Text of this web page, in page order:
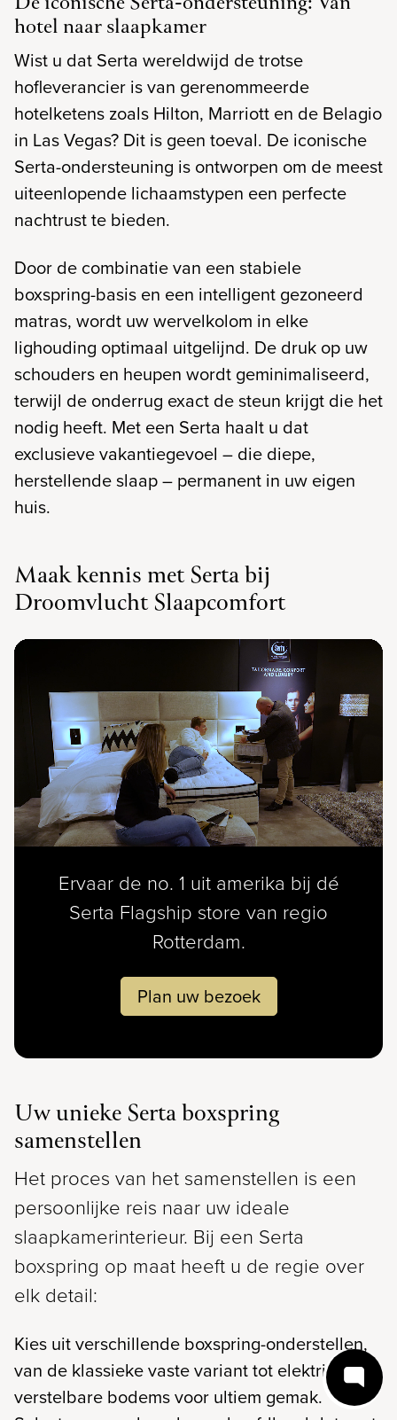
hotel naar slaapkamer
Wist u dat Serta wereldwijd de trotse
hofleverancier is van gerenommeerde
hotelketens zoals Hilton, Marriott en de Belagio
in Las Vegas? Dit is geen toeval. De iconische
Serta-ondersteuning is ontworpen om de meest
uiteenlopende lichaamstypen een perfecte
nachtrust te bieden.
Door de combinatie van een stabiele
boxspring-basis en een intelligent gezoneerd
matras, wordt uw wervelkolom in elke
lighouding optimaal uitgelijnd. De druk op uw
schouders en heupen wordt geminimaliseerd,
terwijl de onderrug exact de steun krijgt die het
nodig heeft. Met een Serta haalt u dat
exclusieve vakantiegevoel – die diepe,
herstellende slaap – permanent in uw eigen
huis.
Maak kennis met Serta bij
Droomvlucht Slaapcomfort
Ervaar de no. 1 uit amerika bij dé
Serta Flagship store van regio
Rotterdam.
Plan uw bezoek
Uw unieke Serta boxspring
samenstellen
Het proces van het samenstellen is een
persoonlijke reis naar uw ideale
slaapkamerinterieur. Bij een Serta
boxspring op maat heeft u de regie over
elk detail:
Kies uit verschillende boxspring-onderstellen,
van de klassieke vaste variant tot elektrisch
verstelbare bodems voor ultiem gemak.